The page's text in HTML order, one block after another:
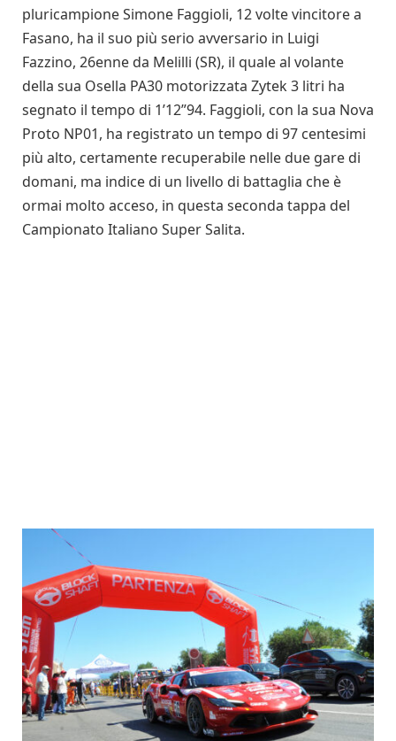
pluricampione Simone Faggioli, 12 volte vincitore a
Fasano, ha il suo più serio avversario in Luigi
Fazzino, 26enne da Melilli (SR), il quale al volante
della sua Osella PA30 motorizzata Zytek 3 litri ha
segnato il tempo di 1’12”94. Faggioli, con la sua Nova
Proto NP01, ha registrato un tempo di 97 centesimi
più alto, certamente recuperabile nelle due gare di
domani, ma indice di un livello di battaglia che è
ormai molto acceso, in questa seconda tappa del
Campionato Italiano Super Salita.